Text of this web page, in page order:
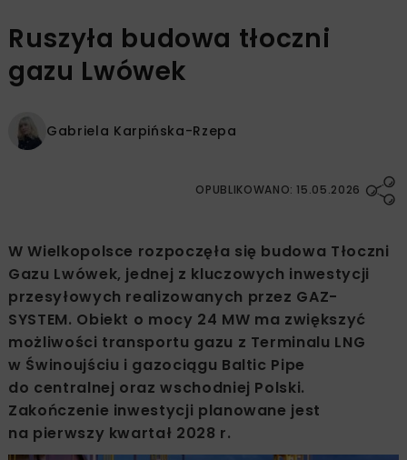
Ruszyła budowa tłoczni
gazu Lwówek
Gabriela Karpińska-Rzepa
OPUBLIKOWANO: 15.05.2026
W Wielkopolsce rozpoczęła się budowa Tłoczni
Gazu Lwówek, jednej z kluczowych inwestycji
przesyłowych realizowanych przez GAZ-
SYSTEM. Obiekt o mocy 24 MW ma zwiększyć
możliwości transportu gazu z Terminalu LNG
w Świnoujściu i gazociągu Baltic Pipe
do centralnej oraz wschodniej Polski.
Zakończenie inwestycji planowane jest
na pierwszy kwartał 2028 r.